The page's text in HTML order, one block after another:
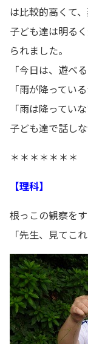
は比較的高くて
子ども達は明る
られました。
「今日は、遊べ
「雨が降ってい
「雨は降ってい
子ども達で話し
＊＊＊＊＊＊＊
【理科】
根っこの観察を
「先生、見てこ